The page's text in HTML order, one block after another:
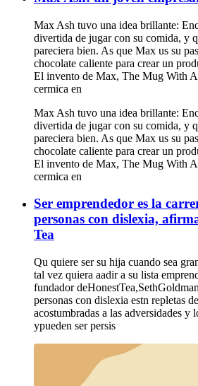
Max Ash tuvo una idea brillante:
divertida de jugar con su comida, y
pareciera bien. As que Max us su
chocolate caliente para crear un
El invento de Max, The Mug With A
cermica en
Max Ash tuvo una idea brillante:
divertida de jugar con su comida, y
pareciera bien. As que Max us su
chocolate caliente para crear un
El invento de Max, The Mug With A
cermica en
Ser emprendedor es la
personas con dislexia,
Tea
Qu quiere ser su hija cuando sea
tal vez quiera aadir a su lista
fundador
personas con dislexia estn repletas
acostumbradas a las adversidades y
ypueden ser persis